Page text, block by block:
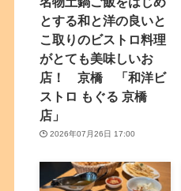
とする和と洋の良いと
こ取りのビストロ料理
がとても美味しいお
店！ 京橋 「和洋ビ
ストロ もぐる 京橋
店」
2026年07月26日 17:00